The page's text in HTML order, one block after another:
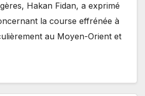
Hakan Fidan, a exprimé
la course effrénée à
au Moyen-Orient et